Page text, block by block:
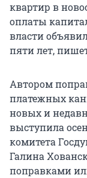
квартир в
оплаты
власти
пяти лет,
Автором
платежных
новых и
выступила
комитета
Галина
поправками